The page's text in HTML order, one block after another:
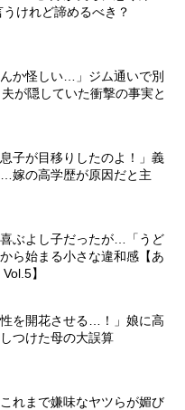
けれど諦めるべき？
んか怪しい…」ジム通いで別
が隠していた衝撃の事実と
子が目移りしたのよ！」義
嫁の高学歴が原因だと主
ぶよし子だったが…「うど
ら始まる小さな違和感【あ
】
性を開花させる…！」娘に高
つけた母の大誤算
れまで嫌味なヤツらが媚び